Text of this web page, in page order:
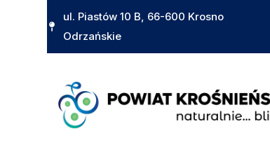
treściul. Piastów 10 B, 66-600 Krosno
Odrzańskie